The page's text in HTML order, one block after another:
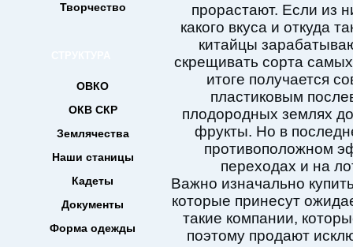
Творчество
ОВКО
ОКВ СКР
Землячества
Наши станицы
Кадеты
Документы
Форма одежды
прорастают. Если из
какого вкуса и откуда
китайцы
скрещивать сорта
итоге получается
пластиковым
плодородных землях
фрукты. Но в
противоположном
переходах и на
Важно изначально
которые принесут
такие компании,
поэтому продают